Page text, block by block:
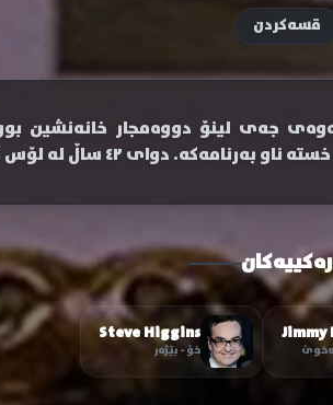
قسەکردن
جەی لینۆ دووەمجار خانەنشین
دوای ٤٢ ساڵ لە لۆس ئەنجلۆس بەرنامەکە هێنرایەوە نیویۆرک.
Jimmy
Steve Higgins
خۆ - بێژەر